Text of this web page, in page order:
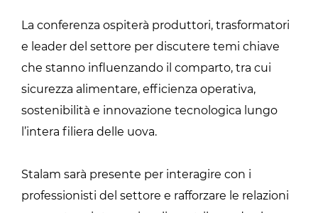
La conferenza ospiterà produttori, trasformatori
e leader del settore per discutere temi chiave
che stanno influenzando il comparto, tra cui
sicurezza alimentare, efficienza operativa,
sostenibilità e innovazione tecnologica lungo
l’intera filiera delle uova.
Stalam sarà presente per interagire con i
professionisti del settore e rafforzare le relazioni